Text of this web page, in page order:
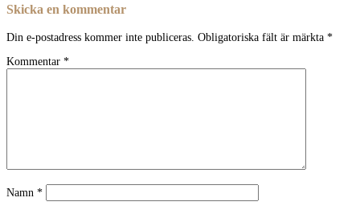
Skicka en kommentar
Din e-postadress kommer inte publiceras. Obligatoriska fält är märkta *
Kommentar *
Namn *